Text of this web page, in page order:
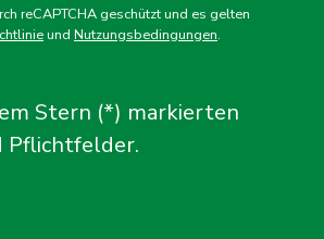
reCAPTCHA geschützt und es gelten
und Nutzungsbedingungen.
Stern (*) markierten
Pflichtfelder.